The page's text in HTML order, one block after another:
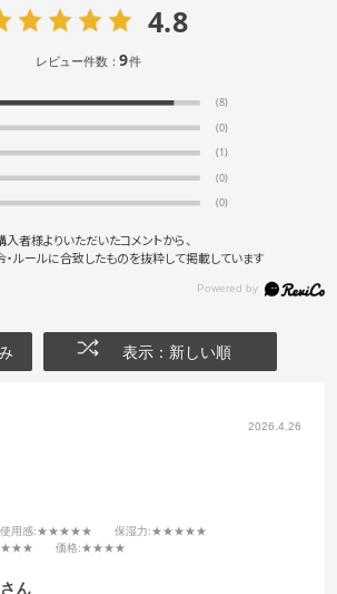
4.8
レビュー件数：9件
(8)
(0)
(1)
(0)
(0)
入者様よりいただいたコメントから、
ルールに合致したものを抜粋して掲載しています
表示：新しい順
2026.4.26
使用感:★★★★★ 保湿力:★★★★★
価格:★★★★
ん